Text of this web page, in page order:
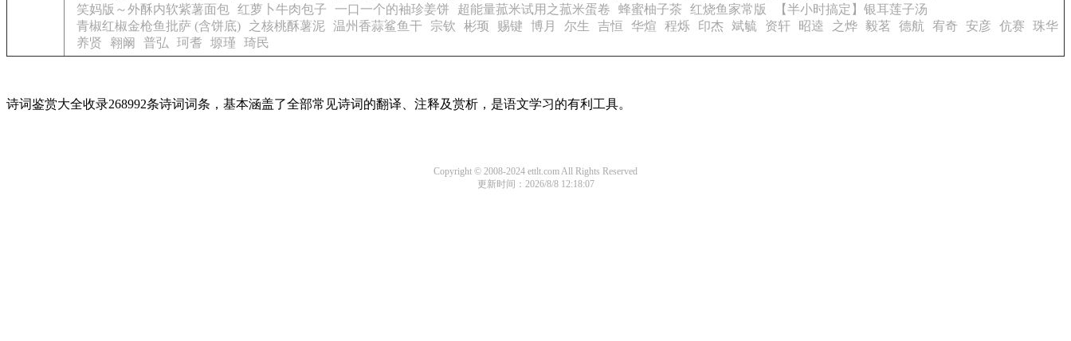
笑妈版～外酥内软紫薯面包 红萝卜牛肉包子 一口一个的袖珍姜饼 超能量菰米试用之菰米蛋卷 蜂蜜柚子茶 红烧鱼家常版
【半小时搞定】银耳莲子汤
青椒红椒金枪鱼批萨 (含饼底)
之核桃酥薯泥 温州香蒜鲨鱼干 宗钦 彬顼 赐键 博月 尔生 吉恒 华煊 程烁 印杰 斌毓 资轩 昭逵 之烨 毅茗 德航 宥奇 安彦 伉赛
珠华
养贤
翱阚 普弘 珂耆 塬瑾 琦民
诗词鉴赏大全收录268992条诗词词条，基本涵盖了全部常见诗词的翻译、注释及赏析，是语文学习的有利工具。
Copyright © 2008-2024 ettlt.com All Rights Reserved
更新时间：2026/8/8 12:18:07